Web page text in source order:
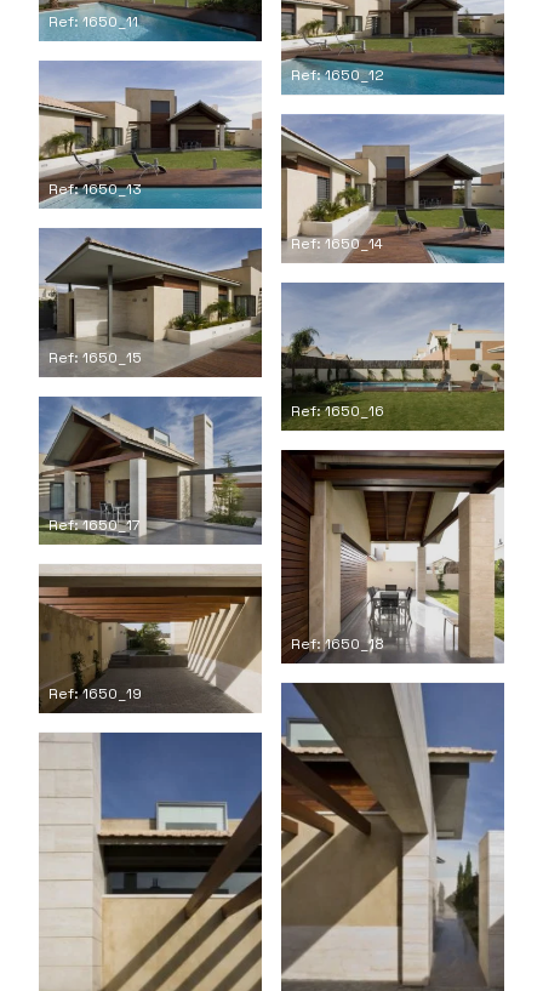
Ref: 1650_11
Ref: 1650_12
Ref: 1650_13
Ref: 1650_14
Ref: 1650_15
Ref: 1650_16
Ref: 1650_17
Ref: 1650_18
Ref: 1650_19